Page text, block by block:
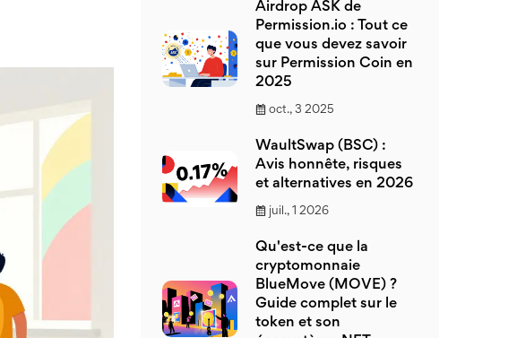
Airdrop ASK de
Permission.io : Tout ce
que vous devez savoir
sur Permission Coin en
2025
oct., 3 2025
WaultSwap (BSC) :
Avis honnête, risques
et alternatives en 2026
juil., 1 2026
Qu'est-ce que la
cryptomonnaie
BlueMove (MOVE) ?
Guide complet sur le
token et son